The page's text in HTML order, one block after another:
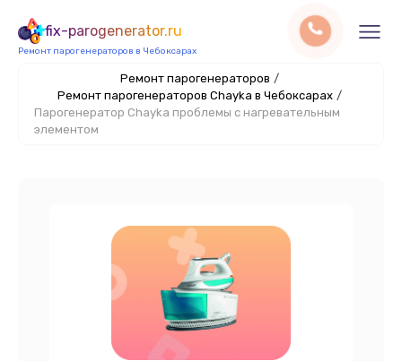
fix-parogenerator.ru
Ремонт парогенераторов в Чебоксарах
Ремонт парогенераторов /
Ремонт парогенераторов Chayka в Чебоксарах /
Парогенератор Chayka проблемы с нагревательным
элементом